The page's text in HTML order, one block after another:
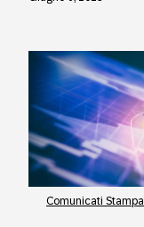
Comunicati Stampa